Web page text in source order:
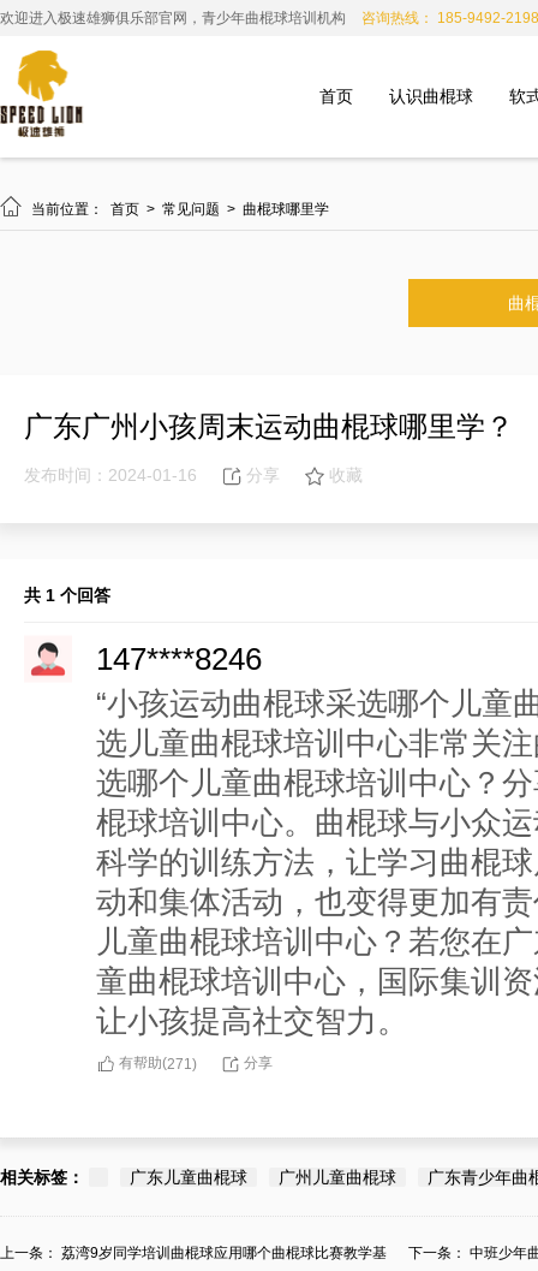
欢迎进入极速雄狮俱乐部官网，青少年曲棍球培训机构 咨询热线： 185-9492-2198
首页 认识曲棍球 软
 当前位置： 首页 > 常见问题 > 曲棍球哪里学
曲
广东广州小孩周末运动曲棍球哪里学？
发布时间：2024-01-16 分享 收藏
共 1 个回答
147****8246
“小孩运动曲棍球采选哪个儿童
选儿童曲棍球培训中心非常关
选哪个儿童曲棍球培训中心？
棍球培训中心。曲棍球与小众
科学的训练方法，让学习曲棍
动和集体活动，也变得更加有
儿童曲棍球培训中心？若您在
童曲棍球培训中心，国际集训
让小孩提高社交智力。
有帮助(271 ) 分享
相关标签： 广东儿童曲棍球 广州儿童曲棍球 广东青少年曲
上一条： 荔湾9岁同学培训曲棍球应用哪个曲棍球比赛教学基
下一条： 中班少年